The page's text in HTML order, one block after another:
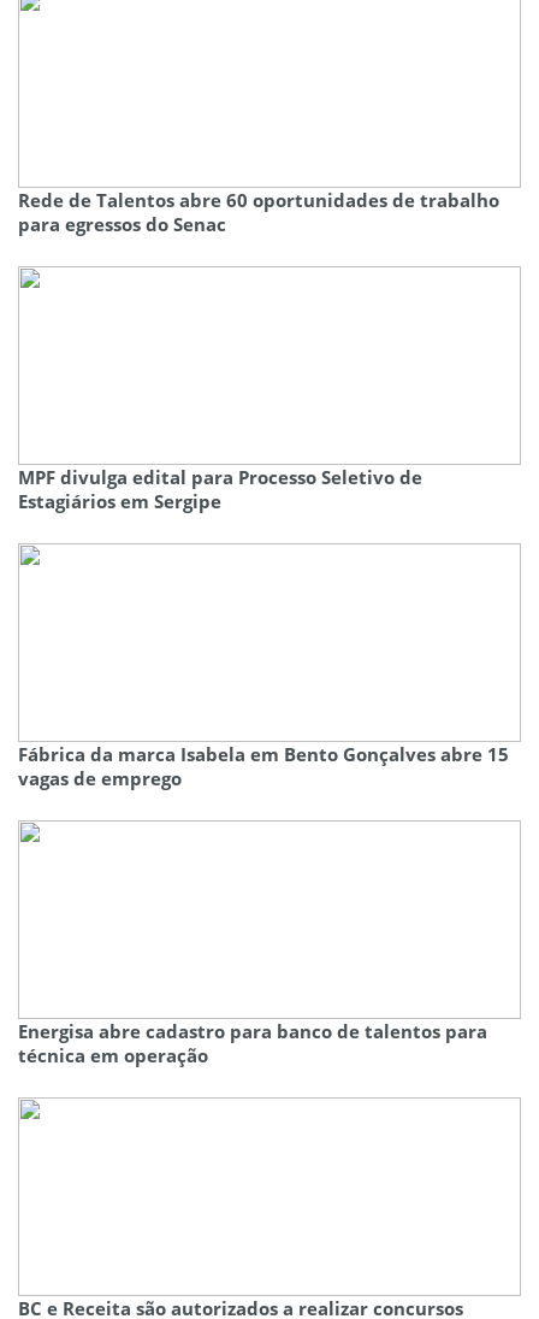
Rede de Talentos abre 60 oportunidades de trabalho
para egressos do Senac
MPF divulga edital para Processo Seletivo de
Estagiários em Sergipe
Fábrica da marca Isabela em Bento Gonçalves abre 15
vagas de emprego
Energisa abre cadastro para banco de talentos para
técnica em operação
BC e Receita são autorizados a realizar concursos